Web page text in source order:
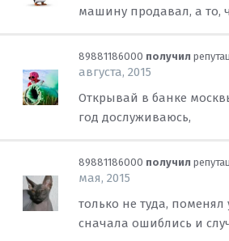
машину продавал, а то,
89881186000 получил
августа, 2015
Открывай в банке
год дослуживаюсь,
89881186000 получил
мая, 2015
только не туда,
сначала ошиблись и